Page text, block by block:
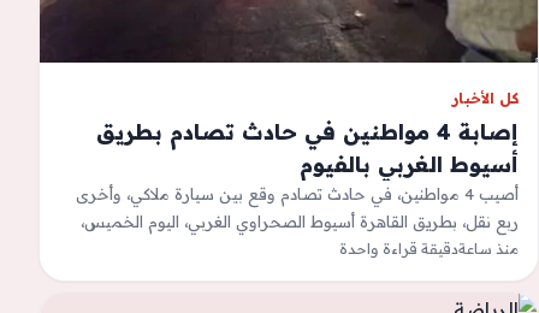
كل الأخبار
إصابة 4 مواطنين في حادث تصادم بطريق
أسيوط الغربي بالفيوم
أصيب 4 مواطنين، في حادث تصادم وقع بين سيارة ملاكي، وأخرى
ربع نقل، بطريق القاهرة أسيوط الصحراوي الغربي، اليوم الخميس،
وتم نقل…
منذ ساعةدقيقة قراءة واحدة